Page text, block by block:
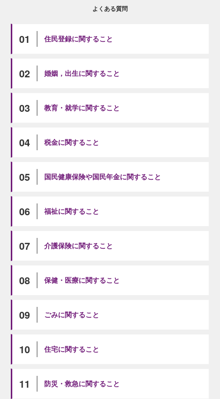
よくある質問
01 住民登録に関すること
02 婚姻，出生に関すること
03 教育・就学に関すること
04 税金に関すること
05 国民健康保険や国民年金に関すること
06 福祉に関すること
07 介護保険に関すること
08 保健・医療に関すること
09 ごみに関すること
10 住宅に関すること
11 防災・救急に関すること